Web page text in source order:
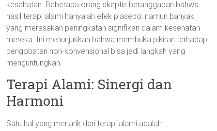
kesehatan. Beberapa orang skeptis beranggapan bahwa
hasil terapi alami hanyalah efek plasebo, namun banyak
yang merasakan peningkatan signifikan dalam kesehatan
mereka. Ini menunjukkan bahwa membuka pikiran terhadap
pengobatan non-konvensional bisa jadi langkah yang
menguntungkan.
Terapi Alami: Sinergi dan
Harmoni
Satu hal yang menarik dari terapi alami adalah